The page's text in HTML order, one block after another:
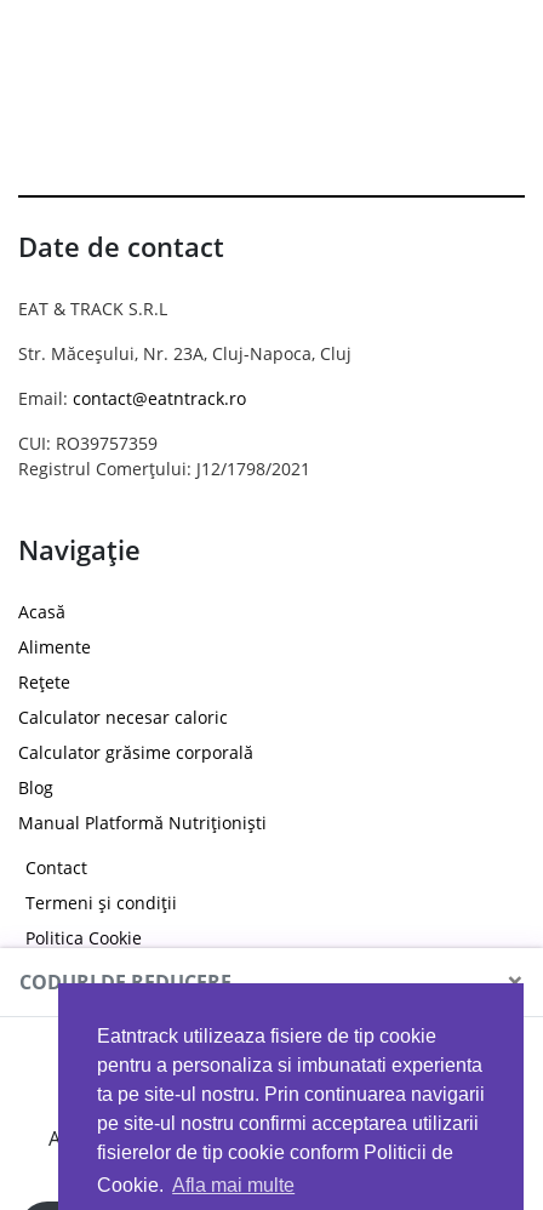
Eatntrack utilizeaza fisiere de tip cookie
pentru a personaliza si imbunatati experienta
ta pe site-ul nostru. Prin continuarea navigarii
pe site-ul nostru confirmi acceptarea utilizarii
fisierelor de tip cookie conform Politicii de
Cookie. Afla mai multe
Date de contact
EAT & TRACK S.R.L
Str. Măceșului, Nr. 23A, Cluj-Napoca, Cluj
Email: contact@eatntrack.ro
CUI: RO39757359
Registrul Comerțului: J12/1798/2021
Navigație
Acasă
Alimente
Rețete
Calculator necesar caloric
Calculator grăsime corporală
Blog
Manual Platformă Nutriționiști
Contact
Termeni și condiții
Politica Cookie
Politica de confidențialitate
CODURI DE REDUCERE ×
MYPROTEIN
Ai 40%reducere la orice comandă folosind codul
EATTRACK